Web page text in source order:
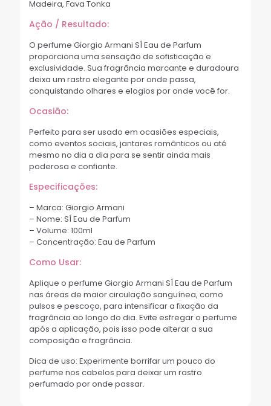
Madeira, Fava Tonka
Ação / Resultado:
O perfume Giorgio Armani SÍ Eau de Parfum
proporciona uma sensação de sofisticação e
exclusividade. Sua fragrância marcante e duradoura
deixa um rastro elegante por onde passa,
conquistando olhares e elogios por onde você for.
Ocasião:
Perfeito para ser usado em ocasiões especiais,
como eventos sociais, jantares românticos ou até
mesmo no dia a dia para se sentir ainda mais
poderosa e confiante.
Especificações:
– Marca: Giorgio Armani
– Nome: SÍ Eau de Parfum
– Volume: 100ml
– Concentração: Eau de Parfum
Como Usar:
Aplique o perfume Giorgio Armani SÍ Eau de Parfum
nas áreas de maior circulação sanguínea, como
pulsos e pescoço, para intensificar a fixação da
fragrância ao longo do dia. Evite esfregar o perfume
após a aplicação, pois isso pode alterar a sua
composição e fragrância.
Dica de uso: Experimente borrifar um pouco do
perfume nos cabelos para deixar um rastro
perfumado por onde passar.